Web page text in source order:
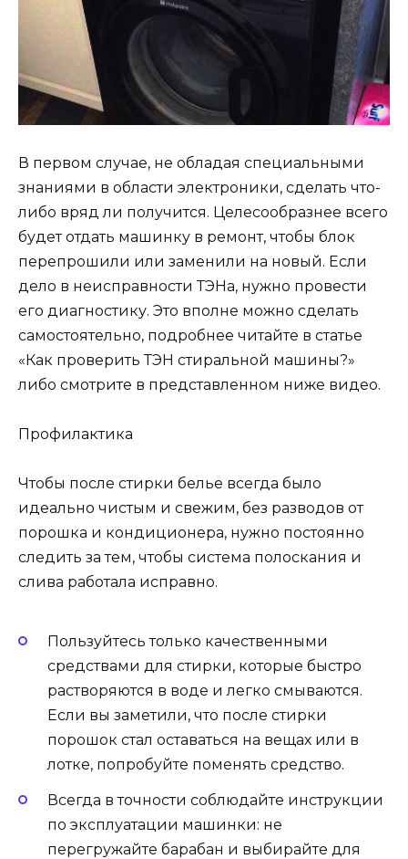
В первом случае, не обладая специальными
знаниями в области электроники, сделать что-
либо вряд ли получится. Целесообразнее всего
будет отдать машинку в ремонт, чтобы блок
перепрошили или заменили на новый. Если
дело в неисправности ТЭНа, нужно провести
его диагностику. Это вполне можно сделать
самостоятельно, подробнее читайте в статье
«Как проверить ТЭН стиральной машины?»
либо смотрите в представленном ниже видео.
Профилактика
Чтобы после стирки белье всегда было
идеально чистым и свежим, без разводов от
порошка и кондиционера, нужно постоянно
следить за тем, чтобы система полоскания и
слива работала исправно.
Пользуйтесь только качественными
средствами для стирки, которые быстро
растворяются в воде и легко смываются.
Если вы заметили, что после стирки
порошок стал оставаться на вещах или в
лотке, попробуйте поменять средство.
Всегда в точности соблюдайте инструкции
по эксплуатации машинки: не
перегружайте барабан и выбирайте для